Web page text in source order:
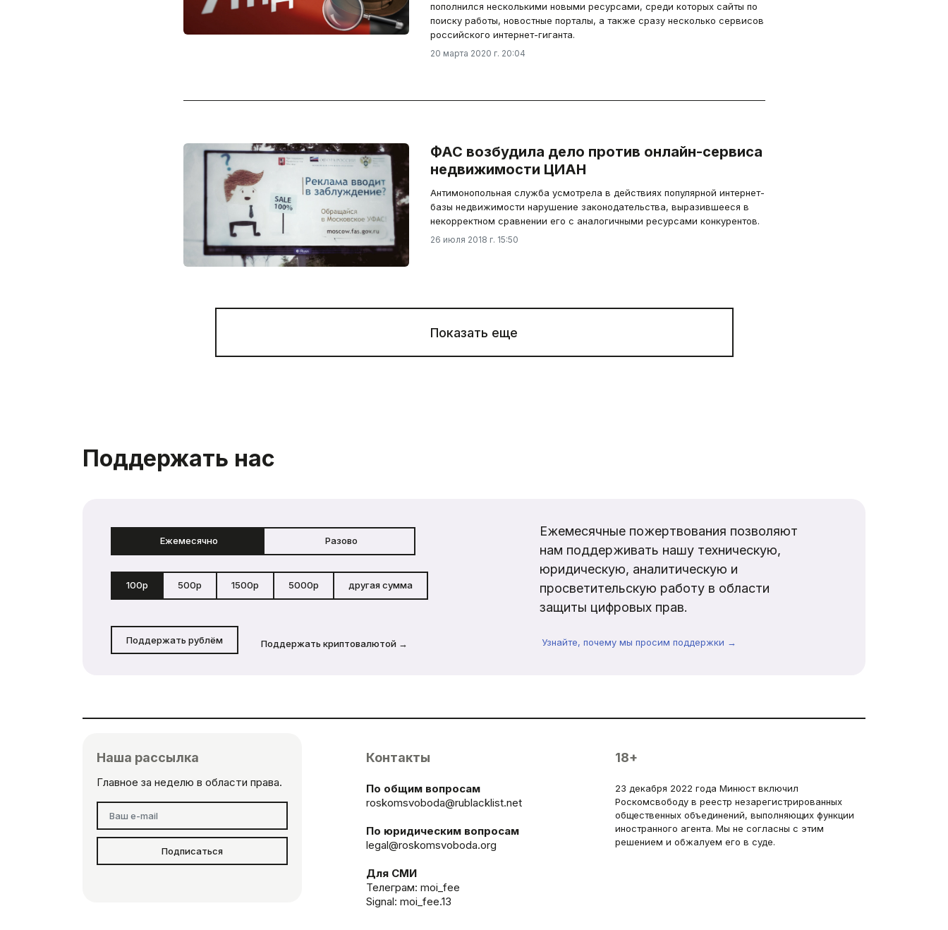
пополнился несколькими новыми ресурсами, среди которых сайты по
поиску работы, новостные порталы, а также сразу несколько сервисов
российского интернет-гиганта.
20 марта 2020 г. 20:04
ФАС возбудила дело против онлайн-сервиса
недвижимости ЦИАН
Антимонопольная служба усмотрела в действиях популярной интернет-
базы недвижимости нарушение законодательства, выразившееся в
некорректном сравнении его с аналогичными ресурсами конкурентов.
26 июля 2018 г. 15:50
Показать еще
Поддержать нас
Ежемесячно Разово
100р 500р 1500р 5000р другая сумма
Поддержать рублём Поддержать криптовалютой →
Ежемесячные пожертвования позволяют
нам поддерживать нашу техническую,
юридическую, аналитическую и
просветительскую работу в области
защиты цифровых прав.
Узнайте, почему мы просим поддержки →
Наша рассылка
Главное за неделю в области права.
Подписаться
Контакты
По общим вопросам
roskomsvoboda@rublacklist.net
По юридическим вопросам
legal@roskomsvoboda.org
Для СМИ
Телеграм: moi_fee
Signal: moi_fee.13
18+
23 декабря 2022 года Минюст включил
Роскомсвободу в реестр незарегистрированных
общественных объединений, выполняющих функции
иностранного агента. Мы не согласны с этим
решением и обжалуем его в суде.